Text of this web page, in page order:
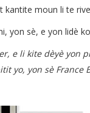
kantite moun li te
yon sè, e yon lidè
e li kite dèyè yon
yo, yon sè